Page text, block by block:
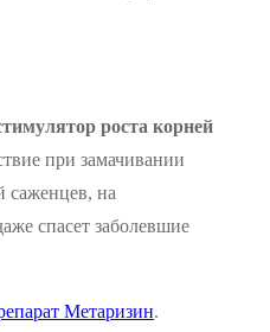
роста корней
при замачивании
саженцев, на
спасет заболевшие
Метаризин.